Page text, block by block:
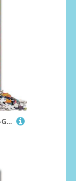
1000-teiliges Puzzle „Krähen-Graffiti“, Puzzle für Erwachsene, 1000 Teile, spannende Aktivität für den Spieleabend mit der Familie (Größe 26x38cm)